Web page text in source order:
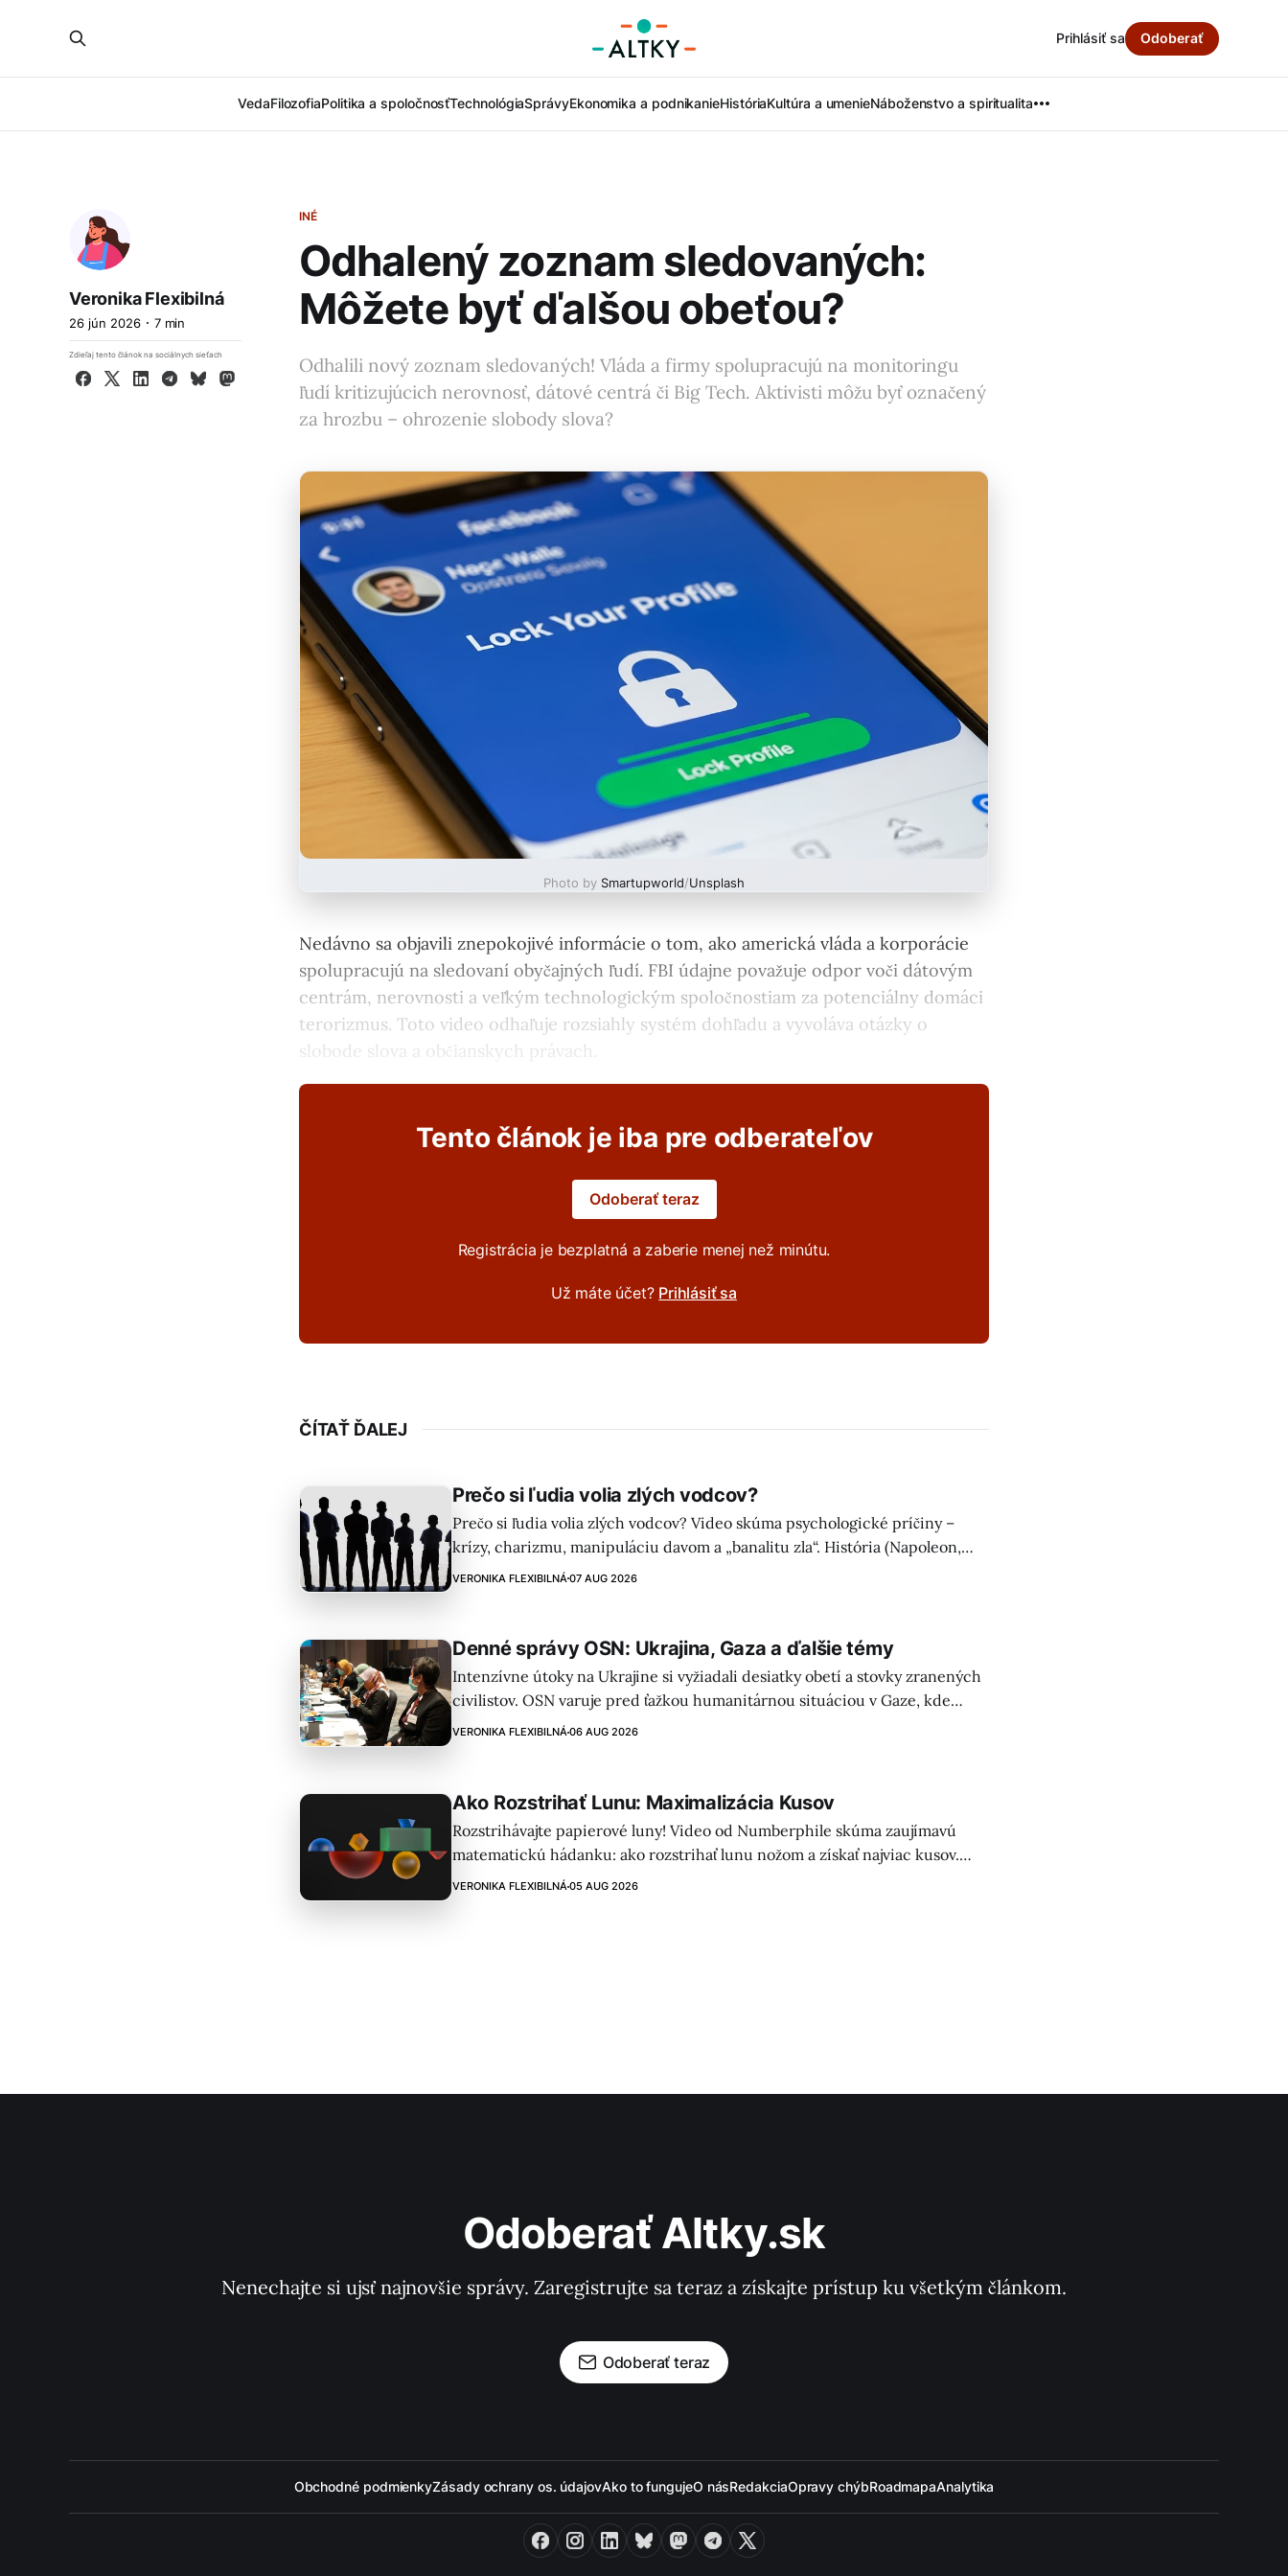
VedaFilozofiaPolitika a spoločnosťTechnológiaSprávyEkonomika a podnikanieHistóriaKultúra a umenieNáboženstvo a spiritualita
Prihlásiť sa Odoberať
INÉ
Odhalený zoznam sledovaných:
Môžete byť ďalšou obeťou?
Odhalili nový zoznam sledovaných! Vláda a firmy spolupracujú na monitoringu
ľudí kritizujúcich nerovnosť, dátové centrá či Big Tech. Aktivisti môžu byť označený
za hrozbu – ohrozenie slobody slova?
Veronika Flexibilná
26 jún 2026 7 min
Zdieľaj tento článok na sociálnych sieťach
Facebook
X LinkedInTelegram
BlueskyMastodon
Photo by Smartupworld/Unsplash
Nedávno sa objavili znepokojivé informácie o tom, ako americká vláda a korporácie
spolupracujú na sledovaní obyčajných ľudí. FBI údajne považuje odpor voči dátovým
centrám, nerovnosti a veľkým technologickým spoločnostiam za potenciálny domáci
terorizmus. Toto video odhaľuje rozsiahly systém dohľadu a vyvoláva otázky o
slobode slova a občianskych právach.
Tento článok je iba pre odberateľov
Odoberať teraz
Registrácia je bezplatná a zaberie menej než minútu.
Už máte účet? Prihlásiť sa
ČÍTAŤ ĎALEJ
Prečo si ľudia volia zlých vodcov?
Prečo si ľudia volia zlých vodcov? Video skúma psychologické príčiny –
krízy, charizmu, manipuláciu davom a „banalitu zla“. História (Napoleon,
Rwanda) ilustruje, ako aj obyčajní ľudia môžu podporovať autoritarizmus.
VERONIKA FLEXIBILNÁ07 AUG 2026
Denné správy OSN: Ukrajina, Gaza a ďalšie témy
Intenzívne útoky na Ukrajine si vyžiadali desiatky obetí a stovky zranených
civilistov. OSN varuje pred ťažkou humanitárnou situáciou v Gaze, kde
prebiehajú vojenské operácie a je potrebné zabezpečiť prístup k pomoci.
VERONIKA FLEXIBILNÁ06 AUG 2026
Ako Rozstrihať Lunu: Maximalizácia Kusov
Rozstrihávajte papierové luny! Video od Numberphile skúma zaujímavú
matematickú hádanku: ako rozstrihať lunu nožom a získať najviac kusov.
Kľúčom je, aby každý rez prechádzal všetkými predchádzajúcimi.
VERONIKA FLEXIBILNÁ05 AUG 2026
Odoberať Altky.sk
Nenechajte si ujsť najnovšie správy. Zaregistrujte sa teraz a získajte prístup ku všetkým článkom.
Odoberať teraz
Obchodné podmienkyZásady ochrany os. údajovAko to fungujeO násRedakciaOpravy chýbRoadmapaAnalytika
FacebookInstagramLinkedInBlueskyMastodon
Telegram
X